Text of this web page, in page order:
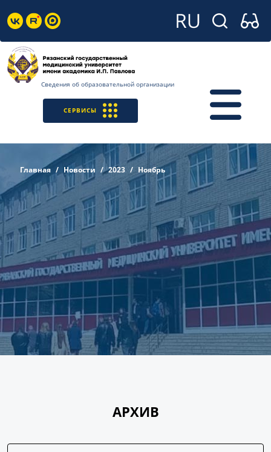
Сведения об образовательной организации
СЕРВИСЫ
Главная Новости 2023 Ноябрь
АРХИВ